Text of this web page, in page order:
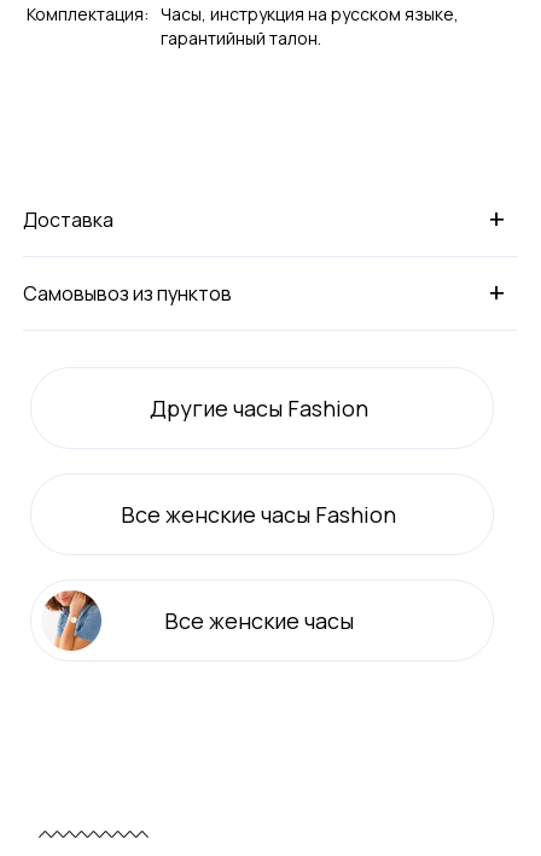
Комплектация: Часы, инструкция на русском языке,
гарантийный талон.
+
Доставка
+
Самовывоз из пунктов
Другие часы Fashion
Всеженские часы Fashion
Все женские часы